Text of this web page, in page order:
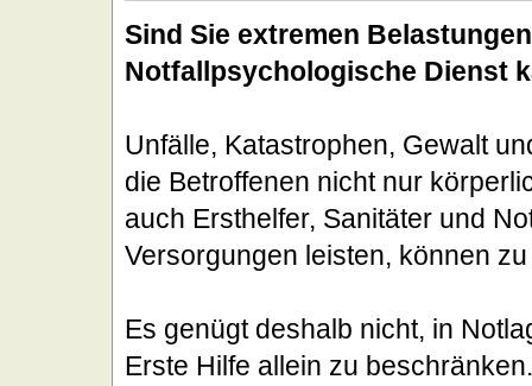
Sind Sie extremen
Notfallpsychologische Dienst
Unfälle, Katastrophen, Gewalt
die Betroffenen nicht nur
auch Ersthelfer, Sanitäter und
Versorgungen leisten, können
Es genügt deshalb nicht, in
Erste Hilfe allein zu